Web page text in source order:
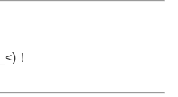
！